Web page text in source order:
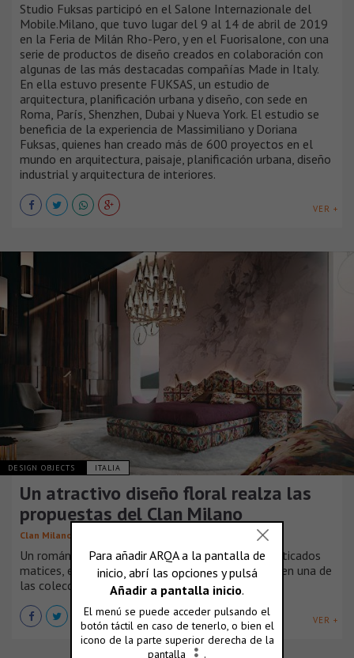
Studio Fuksas participó en el Salone Internazionale del
Mobile.Milano, que tuvo lugar del 9 al 14 de abril de 2019
en la Feria de Milán Rho-Pero, y en el Fuorisalone, con una
serie de productos de diseño creados en colaboración con
algunas de las más destacadas compañías Made in Italy.
En ella estuvo presente FUKSAS, un estudio de
arquitectura, planificación urbana y diseño, con sede en
Roma, París, Shenzhen, Dubai y Nueva York. El estudio se
beneficia de la experiencia de Massimiliano y Doriana
Fuksas, quienes han creado más de 600 proyectos en el
mundo en arquitectura, paisaje, planificación urbana, diseño
industrial y arquitectura de interiores.
VER +
DESIGN OBJECTS ITALIA
Un atractivo diseño floral realza las
propuestas del Clan Milano
Clan Milano
Un romántico motivo floral ensamblado por sofisticados
matices, emerge, para la noche y la sala de estar, en una de
las colecciones más elegantes del Clan Milano.
VER +